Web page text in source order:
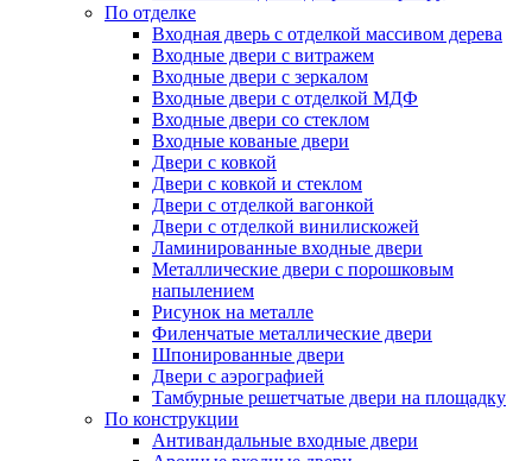
По отделке
Входная дверь с отделкой массивом дерева
Входные двери с витражем
Входные двери с зеркалом
Входные двери с отделкой МДФ
Входные двери со стеклом
Входные кованые двери
Двери с ковкой
Двери с ковкой и стеклом
Двери с отделкой вагонкой
Двери с отделкой винилискожей
Ламинированные входные двери
Металлические двери с порошковым
напылением
Рисунок на металле
Филенчатые металлические двери
Шпонированные двери
Двери с аэрографией
Тамбурные решетчатые двери на площадку
По конструкции
Антивандальные входные двери